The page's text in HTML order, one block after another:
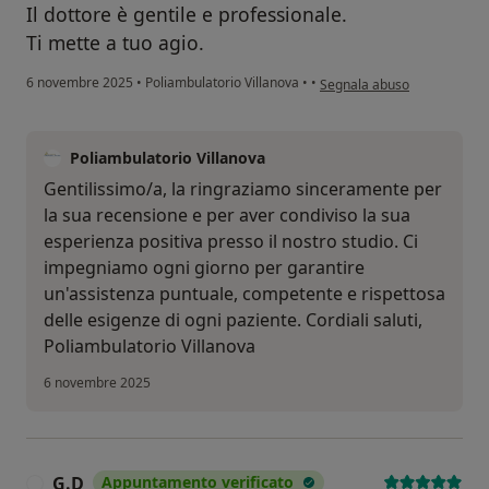
Il dottore è gentile e professionale.
Ti mette a tuo agio.
6 novembre 2025 • Poliambulatorio Villanova • • secondo l'opinione
Segnala abuso
Poliambulatorio Villanova
Gentilissimo/a, la ringraziamo sinceramente per
la sua recensione e per aver condiviso la sua
esperienza positiva presso il nostro studio. Ci
impegniamo ogni giorno per garantire
un'assistenza puntuale, competente e rispettosa
delle esigenze di ogni paziente. Cordiali saluti,
Poliambulatorio Villanova
6 novembre 2025
G.D Appuntamento verificato